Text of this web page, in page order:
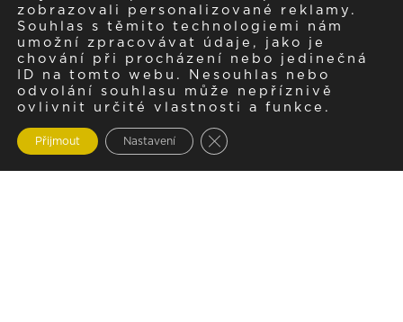
zobrazovali personalizované reklamy.
Souhlas s těmito technologiemi nám
umožní zpracovávat údaje, jako je
chování při procházení nebo jedinečná
ID na tomto webu. Nesouhlas nebo
odvolání souhlasu může nepříznivě
ovlivnit určité vlastnosti a funkce.
Přijmout Nastavení Zavřít cookie lištu GDPR